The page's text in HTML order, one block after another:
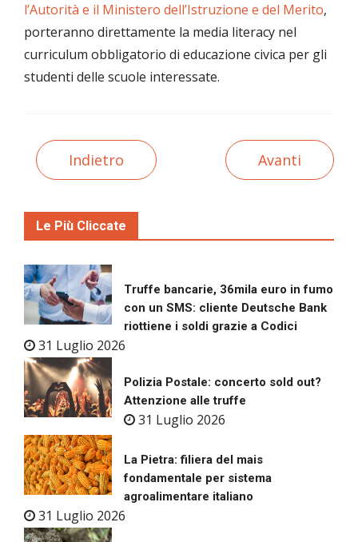
l’Autorità e il Ministero dell’Istruzione e del Merito,
porteranno direttamente la media literacy nel
curriculum obbligatorio di educazione civica per gli
studenti delle scuole interessate.
Indietro Avanti
Le Più Cliccate
Truffe bancarie, 36mila euro in fumo
con un SMS: cliente Deutsche Bank
riottiene i soldi grazie a Codici
31 Luglio 2026
Polizia Postale: concerto sold out?
Attenzione alle truffe
31 Luglio 2026
La Pietra: filiera del mais
fondamentale per sistema
agroalimentare italiano
31 Luglio 2026